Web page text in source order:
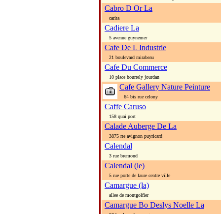
Cabro D Or La
carita
Cadiere La
5 avenue guynemer
Cafe De L Industrie
21 boulevard mirabeau
Cafe Du Commerce
10 place bourrely jourdan
Cafe Gallery Nature Peinture
64 bis rue celony
Caffe Caruso
158 quai port
Calade Auberge De La
3875 rte avignon puyricard
Calendal
3 rue bremond
Calendal (le)
5 rue porte de laure centre ville
Camargue (la)
allee de montgolfier
Camargue Bo Deslys Noelle La